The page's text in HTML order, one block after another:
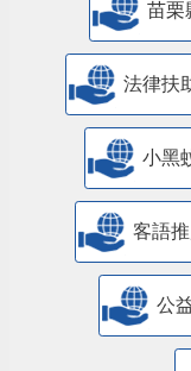
苗栗
法律扶
小黑
客語
公